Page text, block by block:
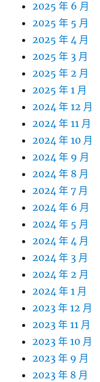
2025 年 6 月
2025 年 5 月
2025 年 4 月
2025 年 3 月
2025 年 2 月
2025 年 1 月
2024 年 12 月
2024 年 11 月
2024 年 10 月
2024 年 9 月
2024 年 8 月
2024 年 7 月
2024 年 6 月
2024 年 5 月
2024 年 4 月
2024 年 3 月
2024 年 2 月
2024 年 1 月
2023 年 12 月
2023 年 11 月
2023 年 10 月
2023 年 9 月
2023 年 8 月